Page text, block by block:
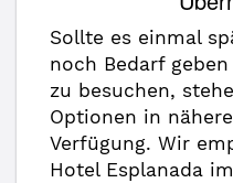
Sollte es einmal
noch Bedarf
zu besuchen,
Optionen in
Verfügung. Wir
Hotel Esplanada